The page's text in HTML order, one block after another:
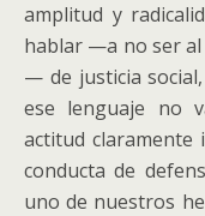
amplitud y
hablar —a no ser al
— de justicia
ese lenguaje no
actitud claramente
conducta de
uno de nuestros